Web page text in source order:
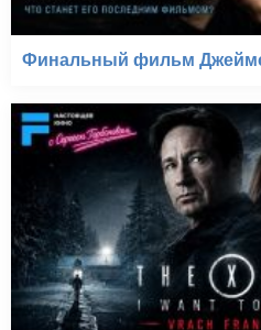
Финальный фильм